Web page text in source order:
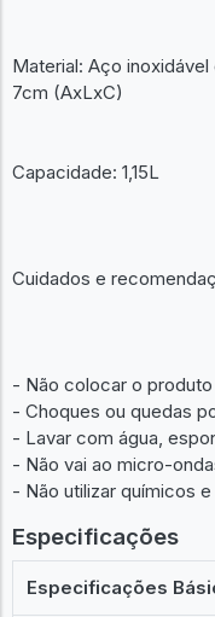
Material: Aço
7cm (AxLxC)
Capacidade: 1,15L
Cuidados e
- Não colocar o
- Choques ou quedas
- Lavar com água,
- Não vai ao micro-
- Não utilizar químicos
Especificações
Especificações